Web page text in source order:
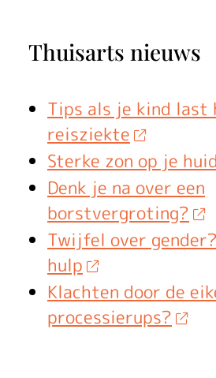
Thuisarts nieuws
Tips als je kind last
reisziekte
Sterke zon op je
Denk je na over een
borstvergroting?
Twijfel over
hulp
Klachten door de
processierups?